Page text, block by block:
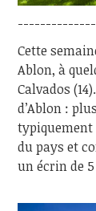
Cette
Ablon, à
Calvados
d’Ablon :
du pays et
un écrin de